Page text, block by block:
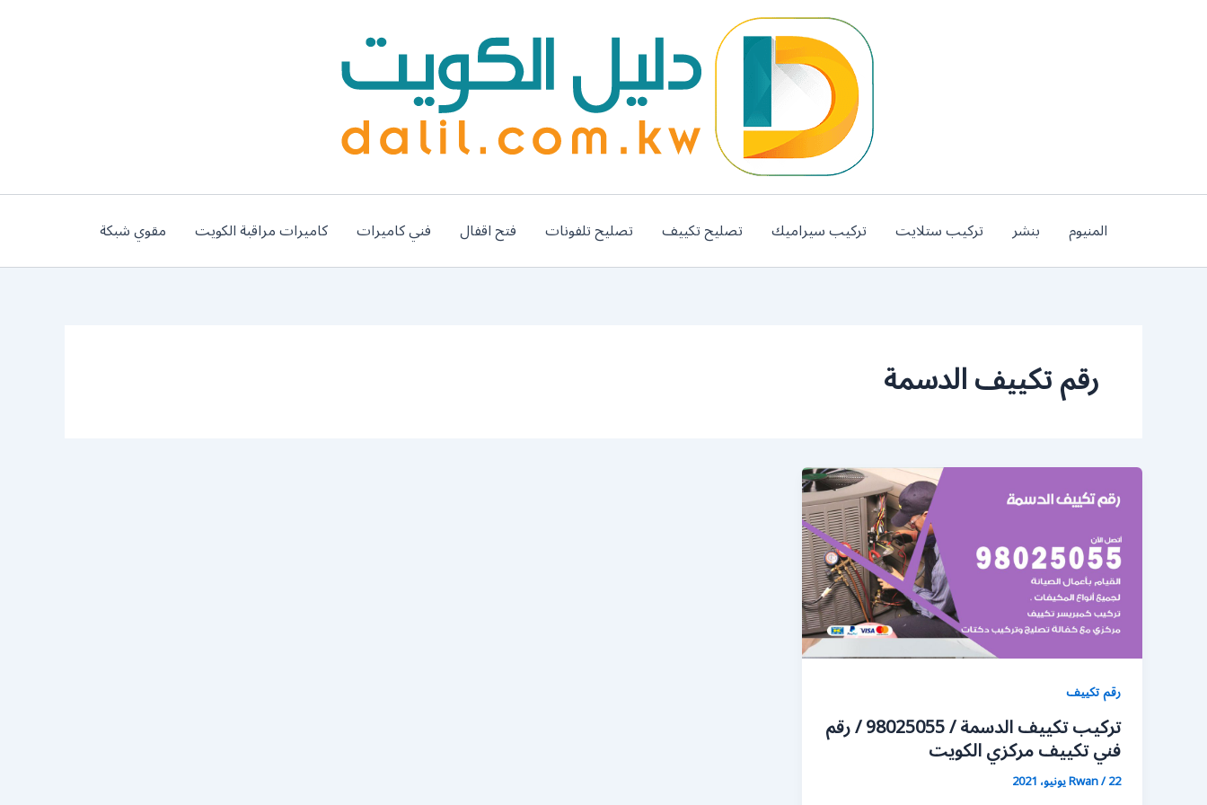
المنيوم بنشر تركيب ستلايت تركيب سيراميك تصليح تكييف تصليح تلفونات فتح اقفال فني كاميرات كاميرات مراقبة الكويت مقوي شبكة
رقم تكييف الدسمة
رقم تكييف
تركيب تكييف الدسمة / 98025055 / رقم
فني تكييف مركزي الكويت
Rwan/22 يونيو، 2021